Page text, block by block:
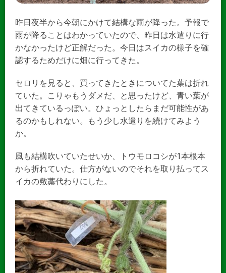
昨日夜半から今朝にかけて結構な雨が降った。予報で
雨が降ることはわかっていたので、昨日は水遣りに行
かなかったけど正解だった。今日はスイカの様子を確
認するためだけに畑に行ってきた。
セロリを見ると、買ってきたときについてた葉は折れ
ていた。こりゃもうダメだ、と思ったけど、青い葉が
出てきているっぽい。ひょっとしたらまだ可能性があ
るのかもしれない。もう少し水遣りを続けてみよう
か。
風も結構吹いていたせいか、トウモロコシが1本根本
から折れていた。仕方がないのでそれを取り払ってス
イカの敷藁代わりにした。